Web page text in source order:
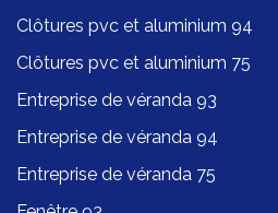
Clôtures pvc et aluminium 94
Clôtures pvc et aluminium 75
Entreprise de véranda 93
Entreprise de véranda 94
Entreprise de véranda 75